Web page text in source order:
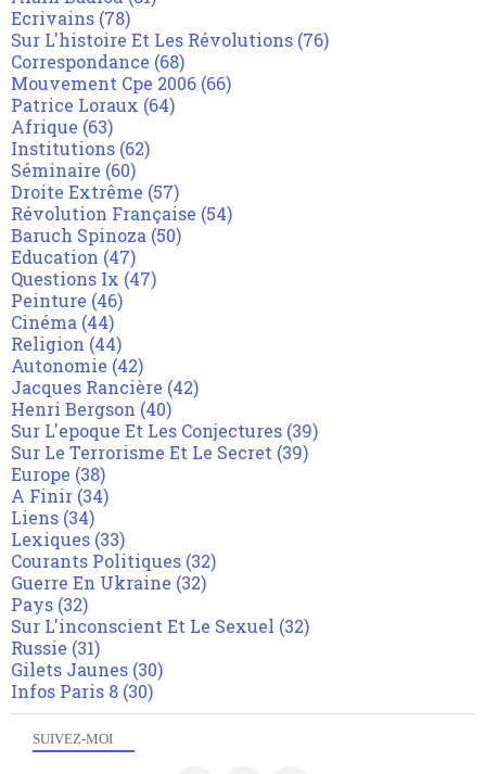
SUIVEZ-MOI
Ecrivains (78)
Sur L'histoire Et Les Révolutions (76)
Correspondance (68)
Mouvement Cpe 2006 (66)
Patrice Loraux (64)
Afrique (63)
Institutions (62)
Séminaire (60)
Droite Extrême (57)
Révolution Française (54)
Baruch Spinoza (50)
Education (47)
Questions Ix (47)
Peinture (46)
Cinéma (44)
Religion (44)
Autonomie (42)
Jacques Rancière (42)
Henri Bergson (40)
Sur L'epoque Et Les Conjectures (39)
Sur Le Terrorisme Et Le Secret (39)
Europe (38)
A Finir (34)
Liens (34)
Lexiques (33)
Courants Politiques (32)
Guerre En Ukraine (32)
Pays (32)
Sur L'inconscient Et Le Sexuel (32)
Russie (31)
Gilets Jaunes (30)
Infos Paris 8 (30)